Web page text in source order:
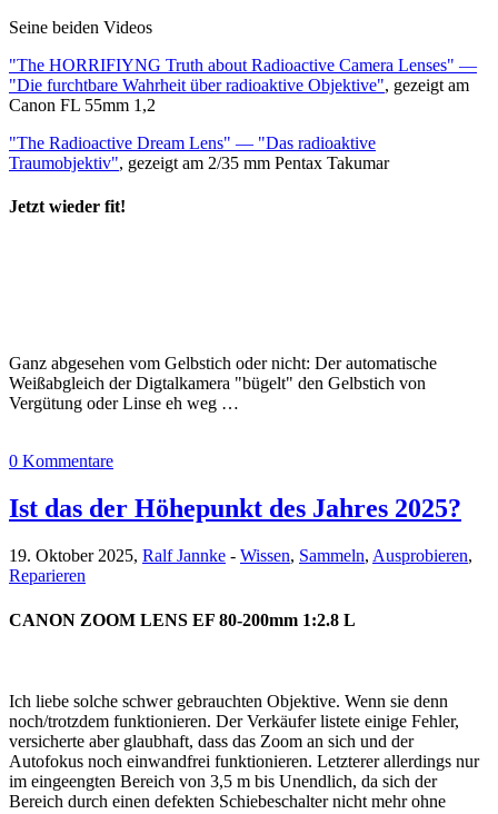
Seine beiden Videos
"The HORRIFIYNG Truth about Radioactive Camera Lenses" —
"Die furchtbare Wahrheit über radioaktive Objektive", gezeigt am
Canon FL 55mm 1,2
"The Radioactive Dream Lens" — "Das radioaktive
Traumobjektiv", gezeigt am 2/35 mm Pentax Takumar
Jetzt wieder fit!
Ganz abgesehen vom Gelbstich oder nicht: Der automatische
Weißabgleich der Digtalkamera "bügelt" den Gelbstich von
Vergütung oder Linse eh weg …
0 Kommentare
Ist das der Höhepunkt des Jahres 2025?
19. Oktober 2025, Ralf Jannke - Wissen, Sammeln, Ausprobieren,
Reparieren
CANON ZOOM LENS EF 80-200mm 1:2.8 L
Ich liebe solche schwer gebrauchten Objektive. Wenn sie denn
noch/trotzdem funktionieren. Der Verkäufer listete einige Fehler,
versicherte aber glaubhaft, dass das Zoom an sich und der
Autofokus noch einwandfrei funktionieren. Letzterer allerdings nur
im eingeengten Bereich von 3,5 m bis Unendlich, da sich der
Bereich durch einen defekten Schiebeschalter nicht mehr ohne